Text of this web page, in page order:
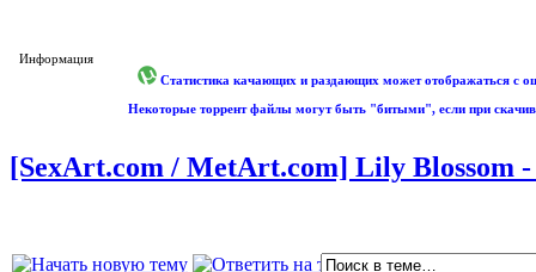
Информация
Статистика качающих и раздающих может отображаться с
Некоторые торрент файлы могут быть "битыми", если при
[SexArt.com / MetArt.com] Lily Blossom